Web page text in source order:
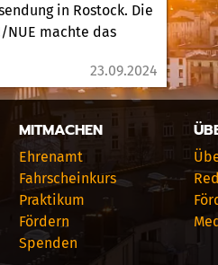
in Rostock. Die
NUE machte das
23.09.2024
MITMACHEN
Ehrenamt
Fahrscheinkurs
Praktikum
Fördern
Spenden